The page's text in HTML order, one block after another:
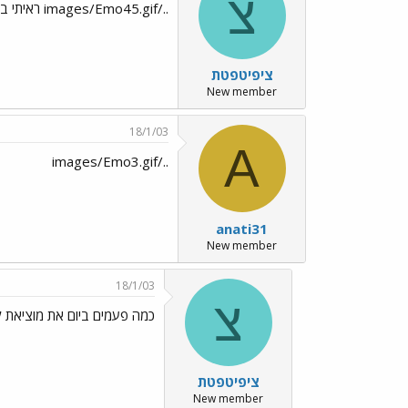
צ
ציפיטפטת
New member
../images/Emo45.gif ראיתי במו עיני
A
anati31
New member
18/1/03
../images/Emo3.gif
צ
ציפיטפטת
New member
18/1/03
כמה פעמים ביום את מוציאת